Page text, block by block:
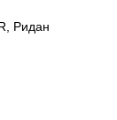
Ридан